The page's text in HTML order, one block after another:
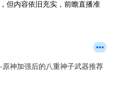
但内容依旧充实，前瞻直播准
神加强后的八重神子武器推荐